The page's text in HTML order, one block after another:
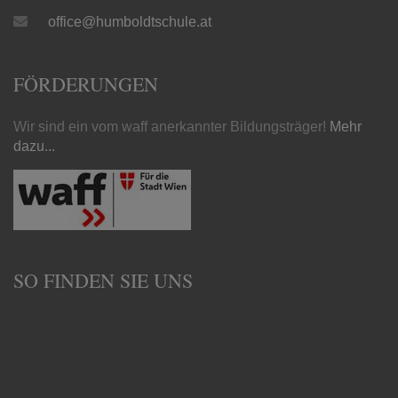
office@humboldtschule.at
FÖRDERUNGEN
Wir sind ein vom waff anerkannter Bildungsträger! Mehr
dazu...
SO FINDEN SIE UNS